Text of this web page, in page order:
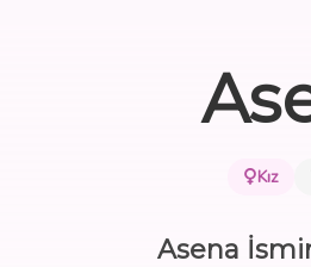
Kız
Asena